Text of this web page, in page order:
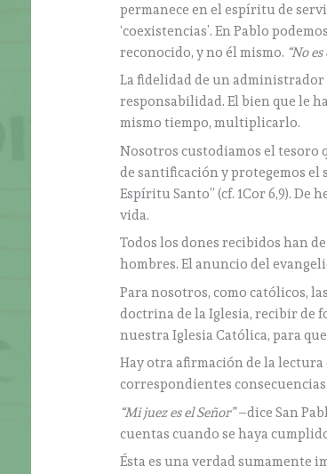
permanece en el espíritu de
‘coexistencias’. En Pablo
reconocido, y no él mismo. “No
La fidelidad de un administrador
responsabilidad. El bien que le
mismo tiempo, multiplicarlo.
Nosotros custodiamos el tesoro
de santificación y protegemos el
Espíritu Santo” (cf. 1Cor 6,9). De
vida.
Todos los dones recibidos han
hombres. El anuncio del
Para nosotros, como católicos,
doctrina de la Iglesia, recibir de
nuestra Iglesia Católica, para
Hay otra afirmación de la lectura
correspondientes consecuencias.
“Mi juez es el Señor”–dice San
cuentas cuando se haya
Ésta es una verdad sumamente